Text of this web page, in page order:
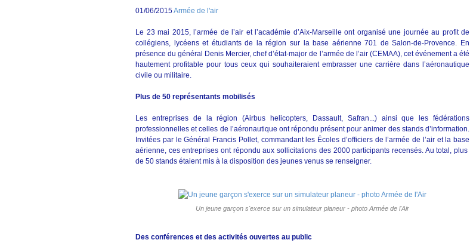
01/06/2015Armée de l'air
Le 23 mai 2015, l’armée de l’air et l’académie d’Aix-Marseille ont organisé une journée au profit de
collégiens, lycéens et étudiants de la région sur la base aérienne 701 de Salon-de-Provence. En
présence du général Denis Mercier, chef d’état-major de l’armée de l’air (CEMAA), cet événement a été
hautement profitable pour tous ceux qui souhaiteraient embrasser une carrière dans l’aéronautique
civile ou militaire.
Plus de 50 représentants mobilisés
Les entreprises de la région (Airbus helicopters, Dassault, Safran...) ainsi que les fédérations
professionnelles et celles de l’aéronautique ont répondu présent pour animer des stands d’information.
Invitées par le Général Francis Pollet, commandant les Écoles d’officiers de l’armée de l’air et la base
aérienne, ces entreprises ont répondu aux sollicitations des 2000 participants recensés. Au total, plus
de 50 stands étaient mis à la disposition des jeunes venus se renseigner.
Un jeune garçon s'exerce sur un simulateur planeur - photo Armée de l'Air
Des conférences et des activités ouvertes au public